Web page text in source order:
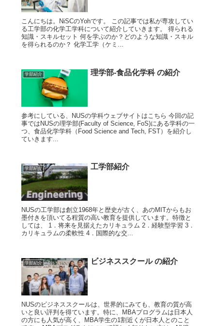
こんにちは。NiSCのYohです。 この記事では私が専攻してい
る工学部の化学工学科について紹介していきます。 得られる
知識・スキルセット 何を学ぶのか？どのような知識・スキル
を得られるのか？ 化学工学（ケミ...
学部紹介 理学部-食品化学科 の紹介
参考にしている、NUSの学科ウェブサイトはこちら 今回の記
事ではNUSの理学部(Faculty of Science, FoS)にある学科の一
つ、食品化学学科（Food Science and Tech, FST）を紹介し
ていきます...
学部紹介 工学部紹介
NUSの工学部は創立1968年と歴史が古く、あのMITからもお
墨付きを頂いてる程質の高い教育を提供しています。特徴と
しては、 1．将来を見据えたカリキュラム 2．経験型学習 3．
カリキュラムの柔軟性 4．国際的な交...
学部紹介 ビジネススクール の紹介
NUSのビジネススクールは、世界的にみても、教育の質が高
いと良い評判を得ています。特に、MBAプログラムは日本人
の方にも人気が高く、MBA学生の1割近くが日本人とのこと